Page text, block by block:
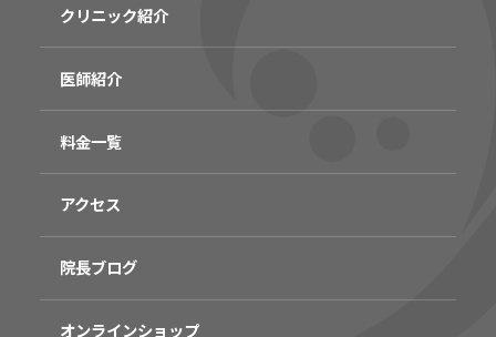
クリニック紹介
医師紹介
料金一覧
アクセス
院長ブログ
オンラインショップ